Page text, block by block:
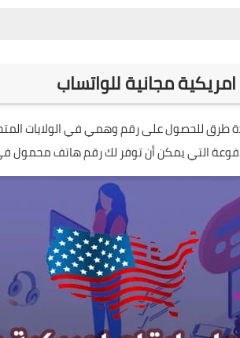
مجانية للواتساب
للحصول على رقم وهمي في الولايات المتحدة
التي يمكن أن توفر لك رقم هاتف محمول في